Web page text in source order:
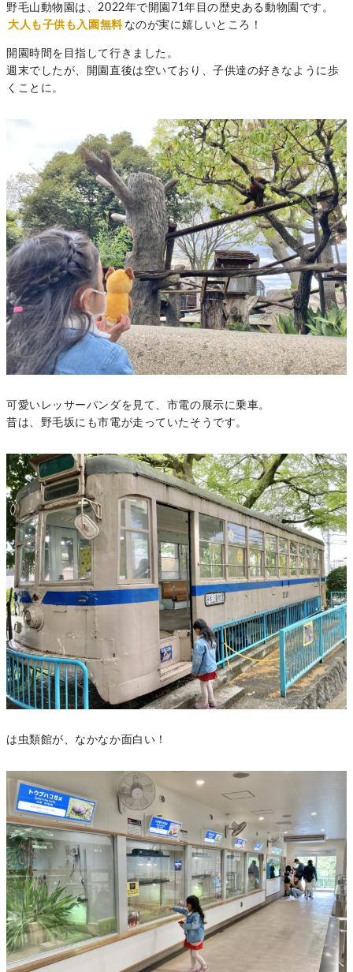
野毛山動物園は、2022年で開園71年目の歴史ある動物園です。
大人も子供も入園無料 なのが実に嬉しいところ！
開園時間を目指して行きました。
週末でしたが、開園直後は空いており、子供達の好きなように歩
くことに。
可愛いレッサーパンダを見て、市電の展示に乗車。
昔は、野毛坂にも市電が走っていたそうです。
は虫類館が、なかなか面白い！